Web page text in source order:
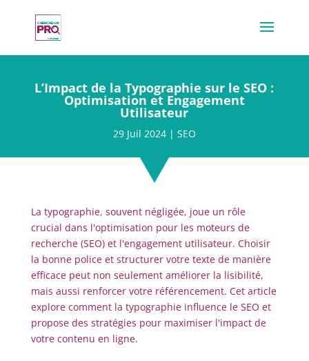
L’Impact de la Typographie sur le SEO :
Optimisation et Engagement
Utilisateur
29 Juil 2024| SEO
La typographie, souvent négligée, joue un rôle
crucial dans l'optimisation pour les moteurs de
recherche (SEO) et l'engagement utilisateur. Choisir
la bonne police et structurer votre texte de manière
efficace peut non seulement améliorer la lisibilité,
mais aussi renforcer votre référencement. Cet article
explore comment la typographie influence le SEO et
propose des stratégies pour maximiser l'impact de
votre contenu en ligne.